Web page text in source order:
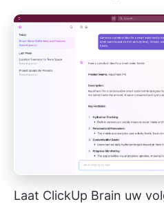
Laat ClickUp Brain uw